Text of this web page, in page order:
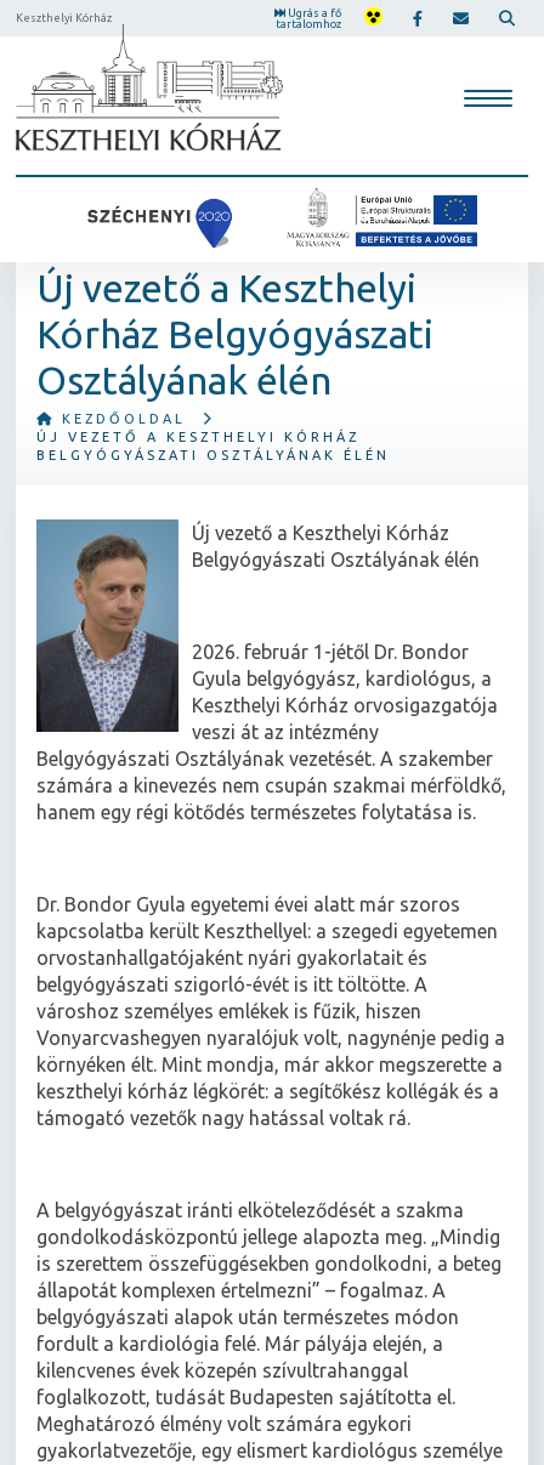
Keszthelyi Kórház
Ugrás a fő
tartalomhoz
Új vezető a Keszthelyi
Kórház Belgyógyászati
Osztályának élén
KEZDŐOLDAL
ÚJ VEZETŐ A KESZTHELYI KÓRHÁZ
BELGYÓGYÁSZATI OSZTÁLYÁNAK ÉLÉN
Új vezető a Keszthelyi Kórház
Belgyógyászati Osztályának élén
2026. február 1-jétől Dr. Bondor
Gyula belgyógyász, kardiológus, a
Keszthelyi Kórház orvosigazgatója
veszi át az intézmény
Belgyógyászati Osztályának vezetését. A szakember
számára a kinevezés nem csupán szakmai mérföldkő,
hanem egy régi kötődés természetes folytatása is.
Dr. Bondor Gyula egyetemi évei alatt már szoros
kapcsolatba került Keszthellyel: a szegedi egyetemen
orvostanhallgatójaként nyári gyakorlatait és
belgyógyászati szigorló-évét is itt töltötte. A
városhoz személyes emlékek is fűzik, hiszen
Vonyarcvashegyen nyaralójuk volt, nagynénje pedig a
környéken élt. Mint mondja, már akkor megszerette a
keszthelyi kórház légkörét: a segítőkész kollégák és a
támogató vezetők nagy hatással voltak rá.
A belgyógyászat iránti elköteleződését a szakma
gondolkodásközpontú jellege alapozta meg. „Mindig
is szerettem összefüggésekben gondolkodni, a beteg
állapotát komplexen értelmezni” – fogalmaz. A
belgyógyászati alapok után természetes módon
fordult a kardiológia felé. Már pályája elején, a
kilencvenes évek közepén szívultrahanggal
foglalkozott, tudását Budapesten sajátította el.
Meghatározó élmény volt számára egykori
gyakorlatvezetője, egy elismert kardiológus személye